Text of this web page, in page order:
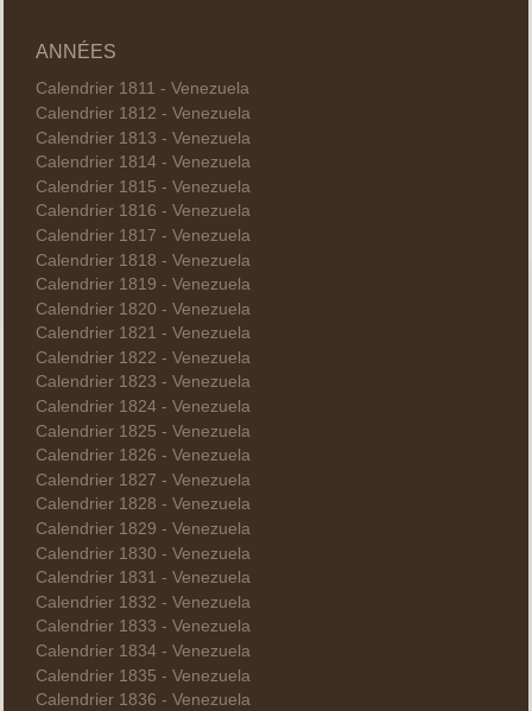
ANNÉES
Calendrier 1811 - Venezuela
Calendrier 1812 - Venezuela
Calendrier 1813 - Venezuela
Calendrier 1814 - Venezuela
Calendrier 1815 - Venezuela
Calendrier 1816 - Venezuela
Calendrier 1817 - Venezuela
Calendrier 1818 - Venezuela
Calendrier 1819 - Venezuela
Calendrier 1820 - Venezuela
Calendrier 1821 - Venezuela
Calendrier 1822 - Venezuela
Calendrier 1823 - Venezuela
Calendrier 1824 - Venezuela
Calendrier 1825 - Venezuela
Calendrier 1826 - Venezuela
Calendrier 1827 - Venezuela
Calendrier 1828 - Venezuela
Calendrier 1829 - Venezuela
Calendrier 1830 - Venezuela
Calendrier 1831 - Venezuela
Calendrier 1832 - Venezuela
Calendrier 1833 - Venezuela
Calendrier 1834 - Venezuela
Calendrier 1835 - Venezuela
Calendrier 1836 - Venezuela